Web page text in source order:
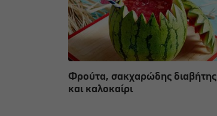
Φρούτα, σακχαρώδης διαβήτης
και καλοκαίρι